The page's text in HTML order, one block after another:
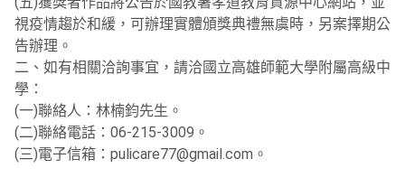
視疫情趨於和緩，可辦理實體頒獎典禮無虞時，另案擇期公
告辦理。
二、如有相關洽詢事宜，請洽國立高雄師範大學附屬高級中
學：
(一)聯絡人：林楠鈞先生。
(二)聯絡電話：06-215-3009。
(三)電子信箱：pulicare77@gmail.com。